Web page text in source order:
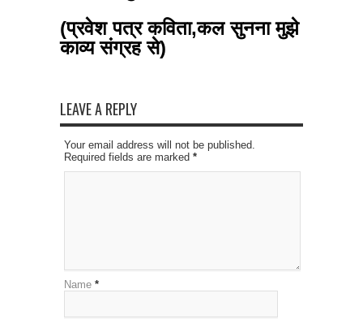
(प्रवेश पत्र कविता,कल सुनना मुझे
काव्य संग्रह से)
LEAVE A REPLY
Your email address will not be published.
Required fields are marked *
Name *